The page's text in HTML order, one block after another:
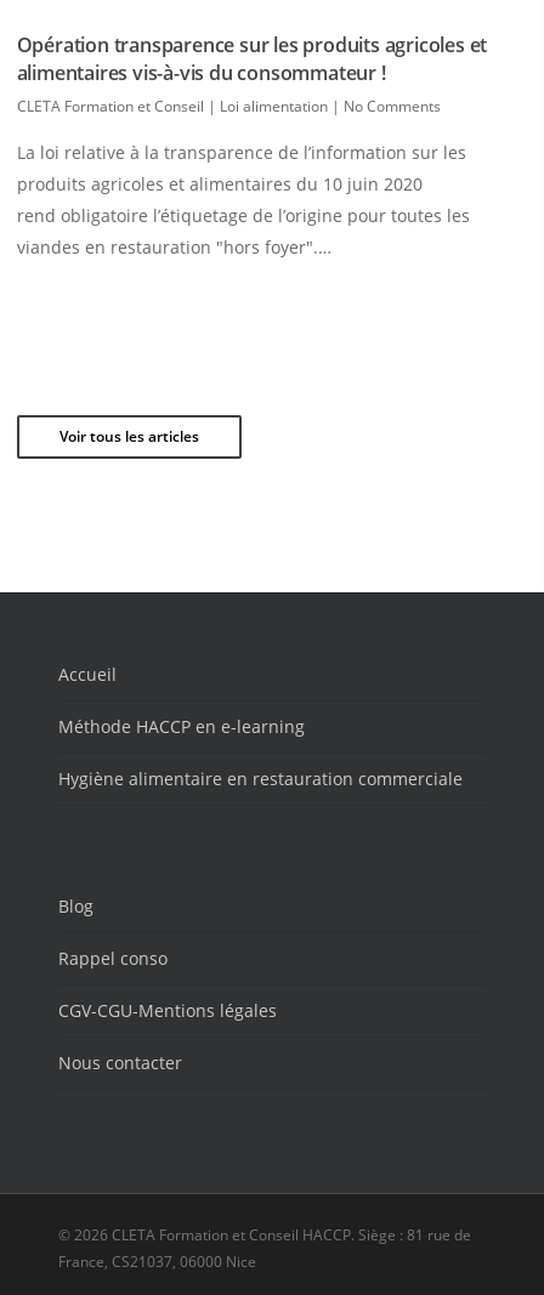
Opération transparence sur les produits agricoles et
alimentaires vis-à-vis du consommateur !
CLETA Formation et Conseil | Loi alimentation | No Comments
La loi relative à la transparence de l’information sur les
produits agricoles et alimentaires du 10 juin 2020
rend obligatoire l’étiquetage de l’origine pour toutes les
viandes en restauration "hors foyer".…
Voir tous les articles
Accueil
Méthode HACCP en e-learning
Hygiène alimentaire en restauration commerciale
Blog
Rappel conso
CGV-CGU-Mentions légales
Nous contacter
© 2026 CLETA Formation et Conseil HACCP. Siège : 81 rue de
France, CS21037, 06000 Nice